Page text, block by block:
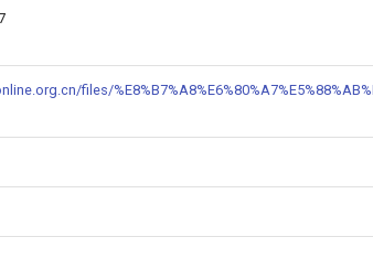
files/